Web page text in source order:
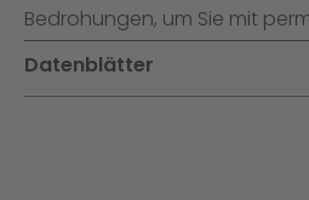
Bedrohungen, um Sie mit
Datenblätter